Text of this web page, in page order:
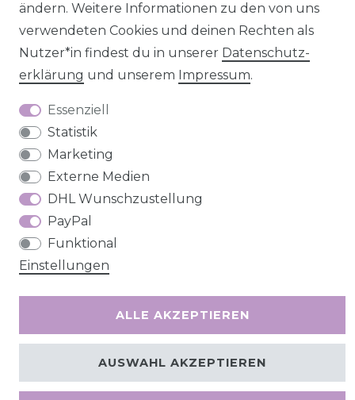
ändern. Weitere Informationen zu den von uns
verwendeten Cookies und deinen Rechten als
Nutzer*in findest du in unserer Daten­schutz­
erklärung und unserem Impressum.
Essenziell
Statistik
Marketing
Externe Medien
DHL Wunschzustellung
PayPal
Funktional
Einstellungen
ALLE AKZEPTIEREN
AUSWAHL AKZEPTIEREN